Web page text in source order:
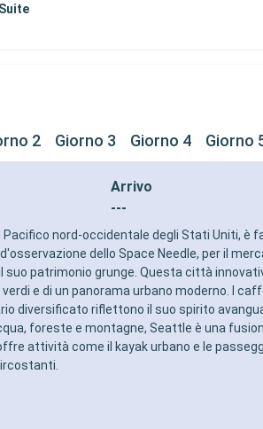
Suite
2 Giorno 3 Giorno 4 Giorno
Arrivo
---
nord-occidentale degli Stati Uniti, è
dello Space Needle, per il
suo patrimonio grunge. Questa città
e di un panorama urbano moderno. I
diversificato riflettono il suo spirito
foreste e montagne, Seattle è una
attività come il kayak urbano e le